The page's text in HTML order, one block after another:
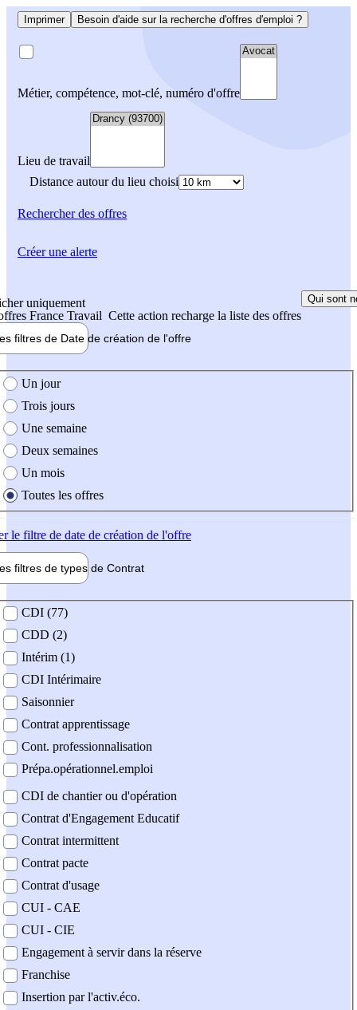
Imprimer Besoin d'aide sur la recherche d'offres d'emploi ?
Métier, compétence, mot-clé, numéro d'offre
Lieu de travail
Distance autour du lieu choisi
Rechercherdes offres
uniquement
France Travail Cette action recharge la liste des offres
Qui sont
filtres de Date de création de l'offre
création de l'offre
Un jour
Trois jours
Une semaine
Deux semaines
Un mois
Toutes les offres
le filtre de date de création de l'offre
filtres de types de Contrat
contrat
CDI (77)
CDD (2)
Intérim (1)
CDI Intérimaire
Saisonnier
Contrat apprentissage
Cont. professionnalisation
Prépa.opérationnel.emploi
CDI de chantier ou d'opération
Contrat d'Engagement Educatif
Contrat intermittent
Contrat pacte
Contrat d'usage
CUI - CAE
CUI - CIE
Engagement à servir dans la réserve
Franchise
Insertion par l'activ.éco.
Créer une alerte